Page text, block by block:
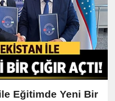
Eğitimde Yeni Bir